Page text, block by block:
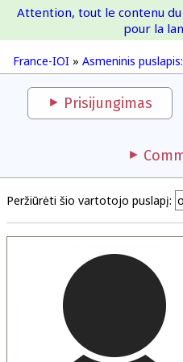
France-IOI » Asmeninis
Attention, tout le contenu
pour la
Prisijungimas
Peržiūrėti šio vartotojo puslapį: